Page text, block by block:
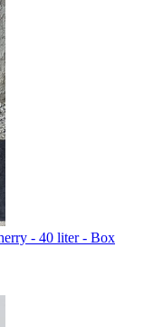
- 40 liter - Box